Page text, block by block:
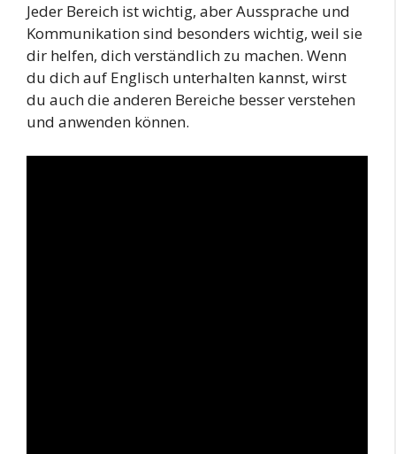
Jeder Bereich ist wichtig, aber Aussprache und
Kommunikation sind besonders wichtig, weil sie
dir helfen, dich verständlich zu machen. Wenn
du dich auf Englisch unterhalten kannst, wirst
du auch die anderen Bereiche besser verstehen
und anwenden können.